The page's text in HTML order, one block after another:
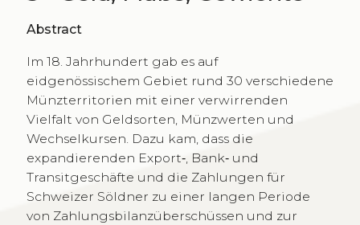
Abstract
Im 18. Jahrhundert gab es auf
eidgenössischem Gebiet rund 30 verschiedene
Münzterritorien mit einer verwirrenden
Vielfalt von Geldsorten, Münzwerten und
Wechselkursen. Dazu kam, dass die
expandierenden Export‐, Bank‐ und
Transitgeschäfte und die Zahlungen für
Schweizer Söldner zu einer langen Periode
von Zahlungsbilanzüberschüssen und zur